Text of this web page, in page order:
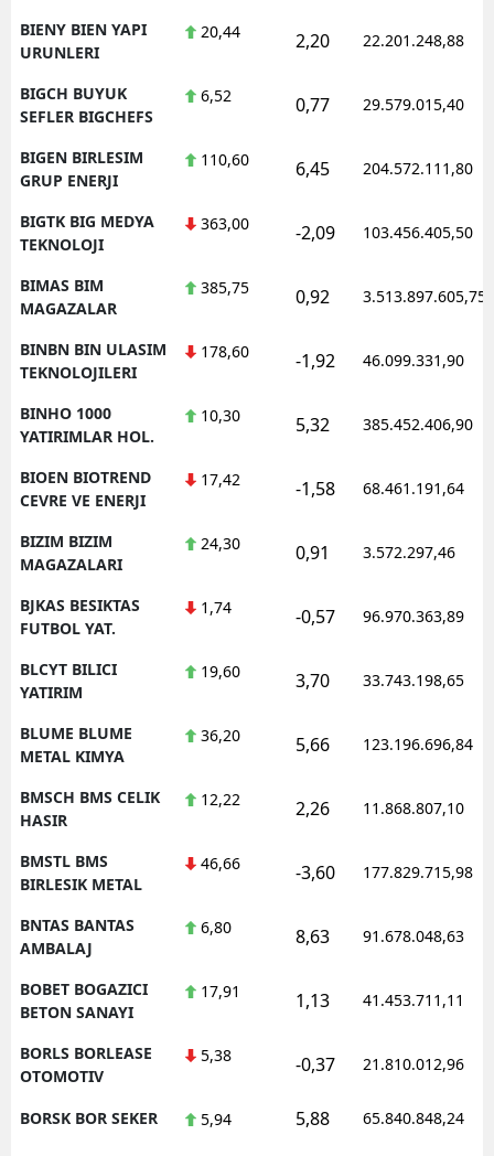
BIENY BIEN YAPI
URUNLERI
20,44 2,20 22.201.248,88
BIGCH BUYUK
SEFLER BIGCHEFS
6,52 0,77 29.579.015,40
BIGEN BIRLESIM
GRUP ENERJI
110,60 6,45 204.572.111,80
BIGTK BIG MEDYA
TEKNOLOJI
363,00 -2,09 103.456.405,50
BIMAS BIM
MAGAZALAR
385,75 0,92 3.513.897.605,75
BINBN BIN ULASIM
TEKNOLOJILERI
178,60 -1,92 46.099.331,90
BINHO 1000
YATIRIMLAR HOL.
10,30 5,32 385.452.406,90
BIOEN BIOTREND
CEVRE VE ENERJI
17,42 -1,58 68.461.191,64
BIZIM BIZIM
MAGAZALARI
24,30 0,91 3.572.297,46
BJKAS BESIKTAS
FUTBOL YAT.
1,74 -0,57 96.970.363,89
BLCYT BILICI
YATIRIM
19,60 3,70 33.743.198,65
BLUME BLUME
METAL KIMYA
36,20 5,66 123.196.696,84
BMSCH BMS CELIK
HASIR
12,22 2,26 11.868.807,10
BMSTL BMS
BIRLESIK METAL
46,66 -3,60 177.829.715,98
BNTAS BANTAS
AMBALAJ
6,80 8,63 91.678.048,63
BOBET BOGAZICI
BETON SANAYI
17,91 1,13 41.453.711,11
BORLS BORLEASE
OTOMOTIV
5,38 -0,37 21.810.012,96
BORSK BOR SEKER 5,94 5,88 65.840.848,24